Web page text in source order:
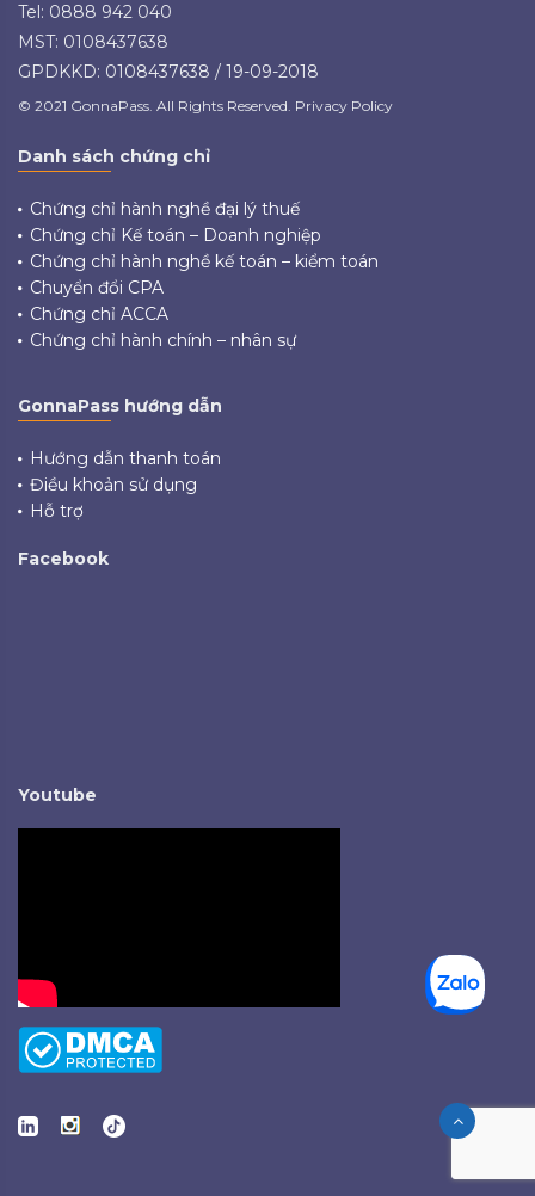
Tel: 0888 942 040
MST: 0108437638
GPDKKD: 0108437638 / 19-09-2018
© 2021 GonnaPass. All Rights Reserved. Privacy Policy
Danh sách chứng chỉ
Chứng chỉ hành nghề đại lý thuế
Chứng chỉ Kế toán – Doanh nghiệp
Chứng chỉ hành nghề kế toán – kiểm toán
Chuyển đổi CPA
Chứng chỉ ACCA
Chứng chỉ hành chính – nhân sự
GonnaPass hướng dẫn
Hướng dẫn thanh toán
Điều khoản sử dụng
Hỗ trợ
Facebook
Youtube